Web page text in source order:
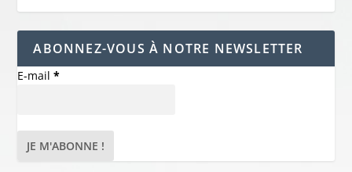
ABONNEZ-VOUS À NOTRE NEWSLETTER
E-mail*